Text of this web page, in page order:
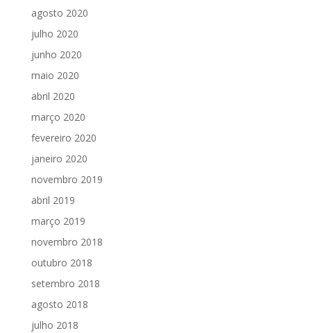
agosto 2020
julho 2020
junho 2020
maio 2020
abril 2020
março 2020
fevereiro 2020
janeiro 2020
novembro 2019
abril 2019
março 2019
novembro 2018
outubro 2018
setembro 2018
agosto 2018
julho 2018